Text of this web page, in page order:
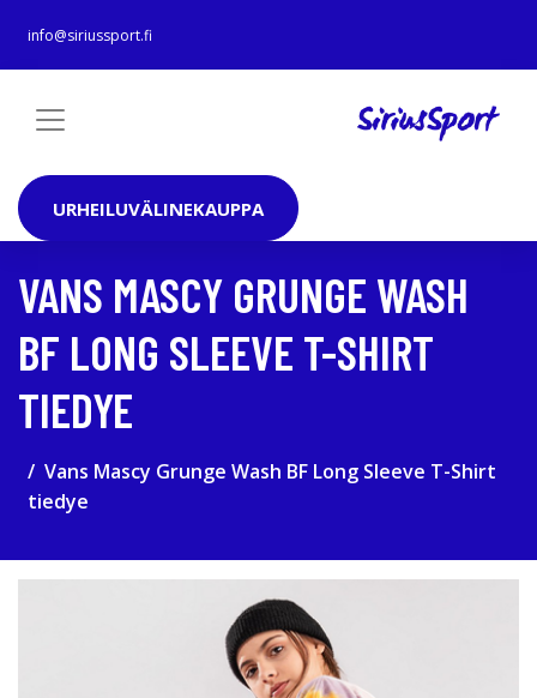
info@siriussport.fi
URHEILUVÄLINEKAUPPA
VANS MASCY GRUNGE WASH
BF LONG SLEEVE T-SHIRT
TIEDYE
Vans Mascy Grunge Wash BF Long Sleeve T-Shirt
tiedye